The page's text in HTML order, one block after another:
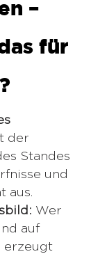
–
für
der
Standes
und
aus.
Wer
auf
erzeugt